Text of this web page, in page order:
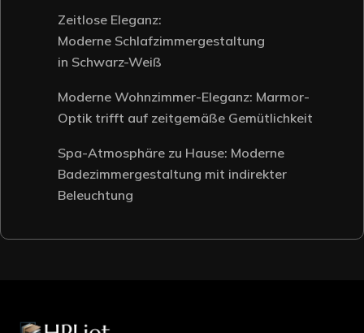
Zeitlose Eleganz:
Moderne Schlafzimmergestaltung
in Schwarz-Weiß
Moderne Wohnzimmer-Eleganz: Marmor-
Optik trifft auf zeitgemäße Gemütlichkeit
Spa-Atmosphäre zu Hause: Moderne
Badezimmergestaltung mit indirekter
Beleuchtung